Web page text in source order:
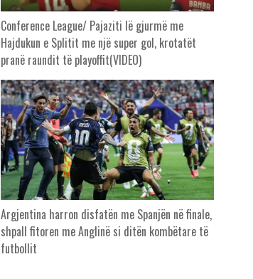
Conference League/ Pajaziti lë gjurmë me
Hajdukun e Splitit me një super gol, krotatët
pranë raundit të playoffit(VIDEO)
Argjentina harron disfatën me Spanjën në finale,
shpall fitoren me Anglinë si ditën kombëtare të
futbollit